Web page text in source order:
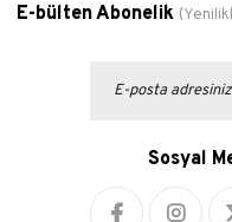
E-bülten Abonelik
Sosyal